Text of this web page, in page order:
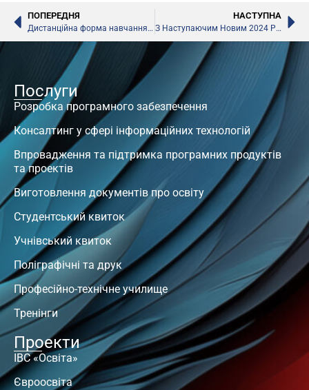
ПОПЕРЕДНЯ
Дистанційна форма навчання замінить заочну
НАСТУПНА
З Наступаючим Новим 2024 Роком!
Послуги
Розробка програмного забезпечення
Консалтинг у сфері інформаційних технологій
Впровадження та підтримка програмних продуктів
та проектів
Виготовлення документів про освіту
Студентський квиток
Учнівський квиток
Поліграфічні та друк
Професійно-технічне училище
Тренінги
Проекти
ІВС «Освіта»
Євроосвіта